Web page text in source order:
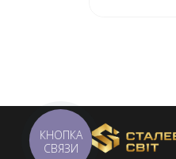
КНОПКА
СВЯЗИ